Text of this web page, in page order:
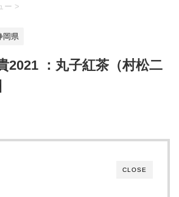
ー >
岡県
2021 ：丸子紅茶（村松二
CLOSE